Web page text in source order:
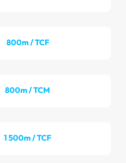
800m / TCF
800m / TCM
1 500m / TCF